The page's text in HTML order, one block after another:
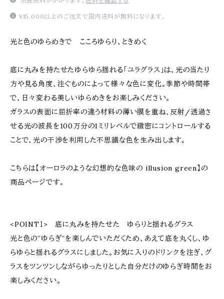
¥15,000以上のご注文で国内送料が無料になります。
光と色のゆらめきで こころゆらり、ときめく
底に丸みを持たせたゆらゆら揺れる「ユラグラス」は、光の当たり
方や見る角度、注ぐものによって様々な色に変化。季節や時間帯
で、日々変わる美しいゆらめきをお楽しみください。
ガラスの表面に屈折率の違う材料の薄い膜を重ね、反射/透過さ
せる光の波長を100万分の1ミリレベルで緻密にコントロールする
ことで、光の干渉を利用した不思議な色を生み出します。
こちらは【オーロラのような幻想的な色味の illusion green】の
商品ページです。
<POINT１> 底に丸みを持たせた ゆらりと揺れるグラス
光と色の”ゆらぎ”を楽しんでいただくため、あえて底を丸くし、ゆ
らゆらと揺れるグラスにしました。お気に入りのドリンクを注ぎ、グ
ラスをツンツンしながらゆったりとした自分だけのゆらぎ時間をお
楽しみください。